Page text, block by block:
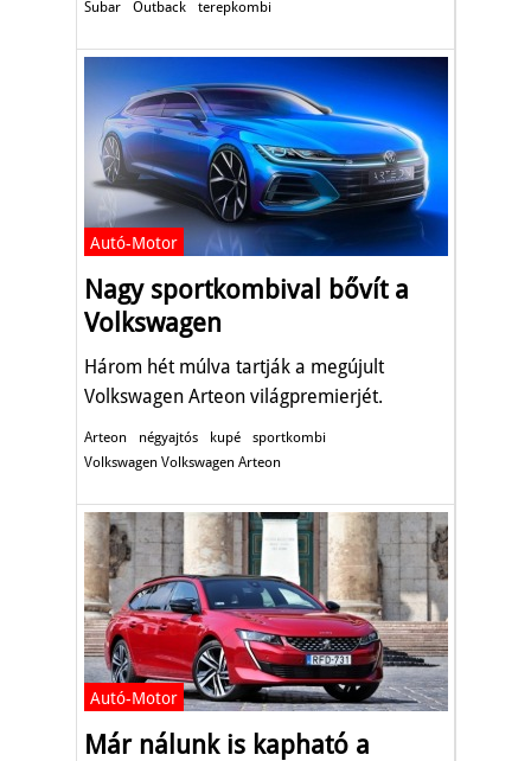
Subar Outback terepkombi
Autó-Motor
Nagy sportkombival bővít a
Volkswagen
Három hét múlva tartják a megújult
Volkswagen Arteon világpremierjét.
Arteon négyajtós kupé
sportkombi
Volkswagen Volkswagen Arteon
Autó-Motor
Már nálunk is kapható a